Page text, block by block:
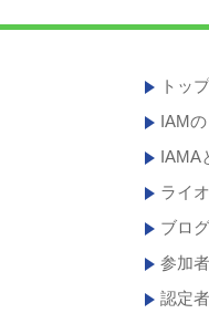
トップ
IAM
IAMA
ライ
ブログ
参加
認定